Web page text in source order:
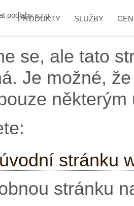
PRODUKTY SLUŽBY
se, ale tato
Je možné,
některým
úvodní stránku
stránku